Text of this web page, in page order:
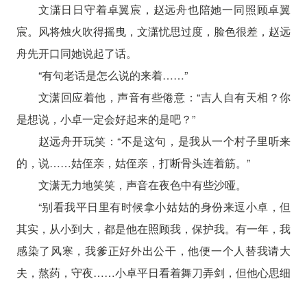
文潇日日守着卓翼宸，赵远舟也陪她一同照顾卓翼
宸。风将烛火吹得摇曳，文潇忧思过度，脸色很差，赵远
舟先开口同她说起了话。
“有句老话是怎么说的来着……”
文潇回应着他，声音有些倦意：“吉人自有天相？你
是想说，小卓一定会好起来的是吧？”
赵远舟开玩笑：“不是这句，是我从一个村子里听来
的，说……姑侄亲，姑侄亲，打断骨头连着筋。”
文潇无力地笑笑，声音在夜色中有些沙哑。
“别看我平日里有时候拿小姑姑的身份来逗小卓，但
其实，从小到大，都是他在照顾我，保护我。有一年，我
感染了风寒，我爹正好外出公干，他便一个人替我请大
夫，熬药，守夜……小卓平日看着舞刀弄剑，但他心思细